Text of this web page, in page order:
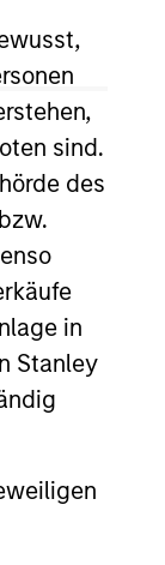
sind.
des
in
Stanley